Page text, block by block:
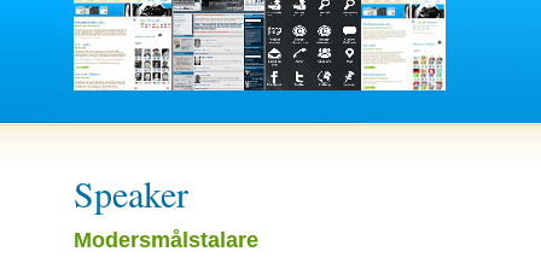
Speaker
Modersmålstalare